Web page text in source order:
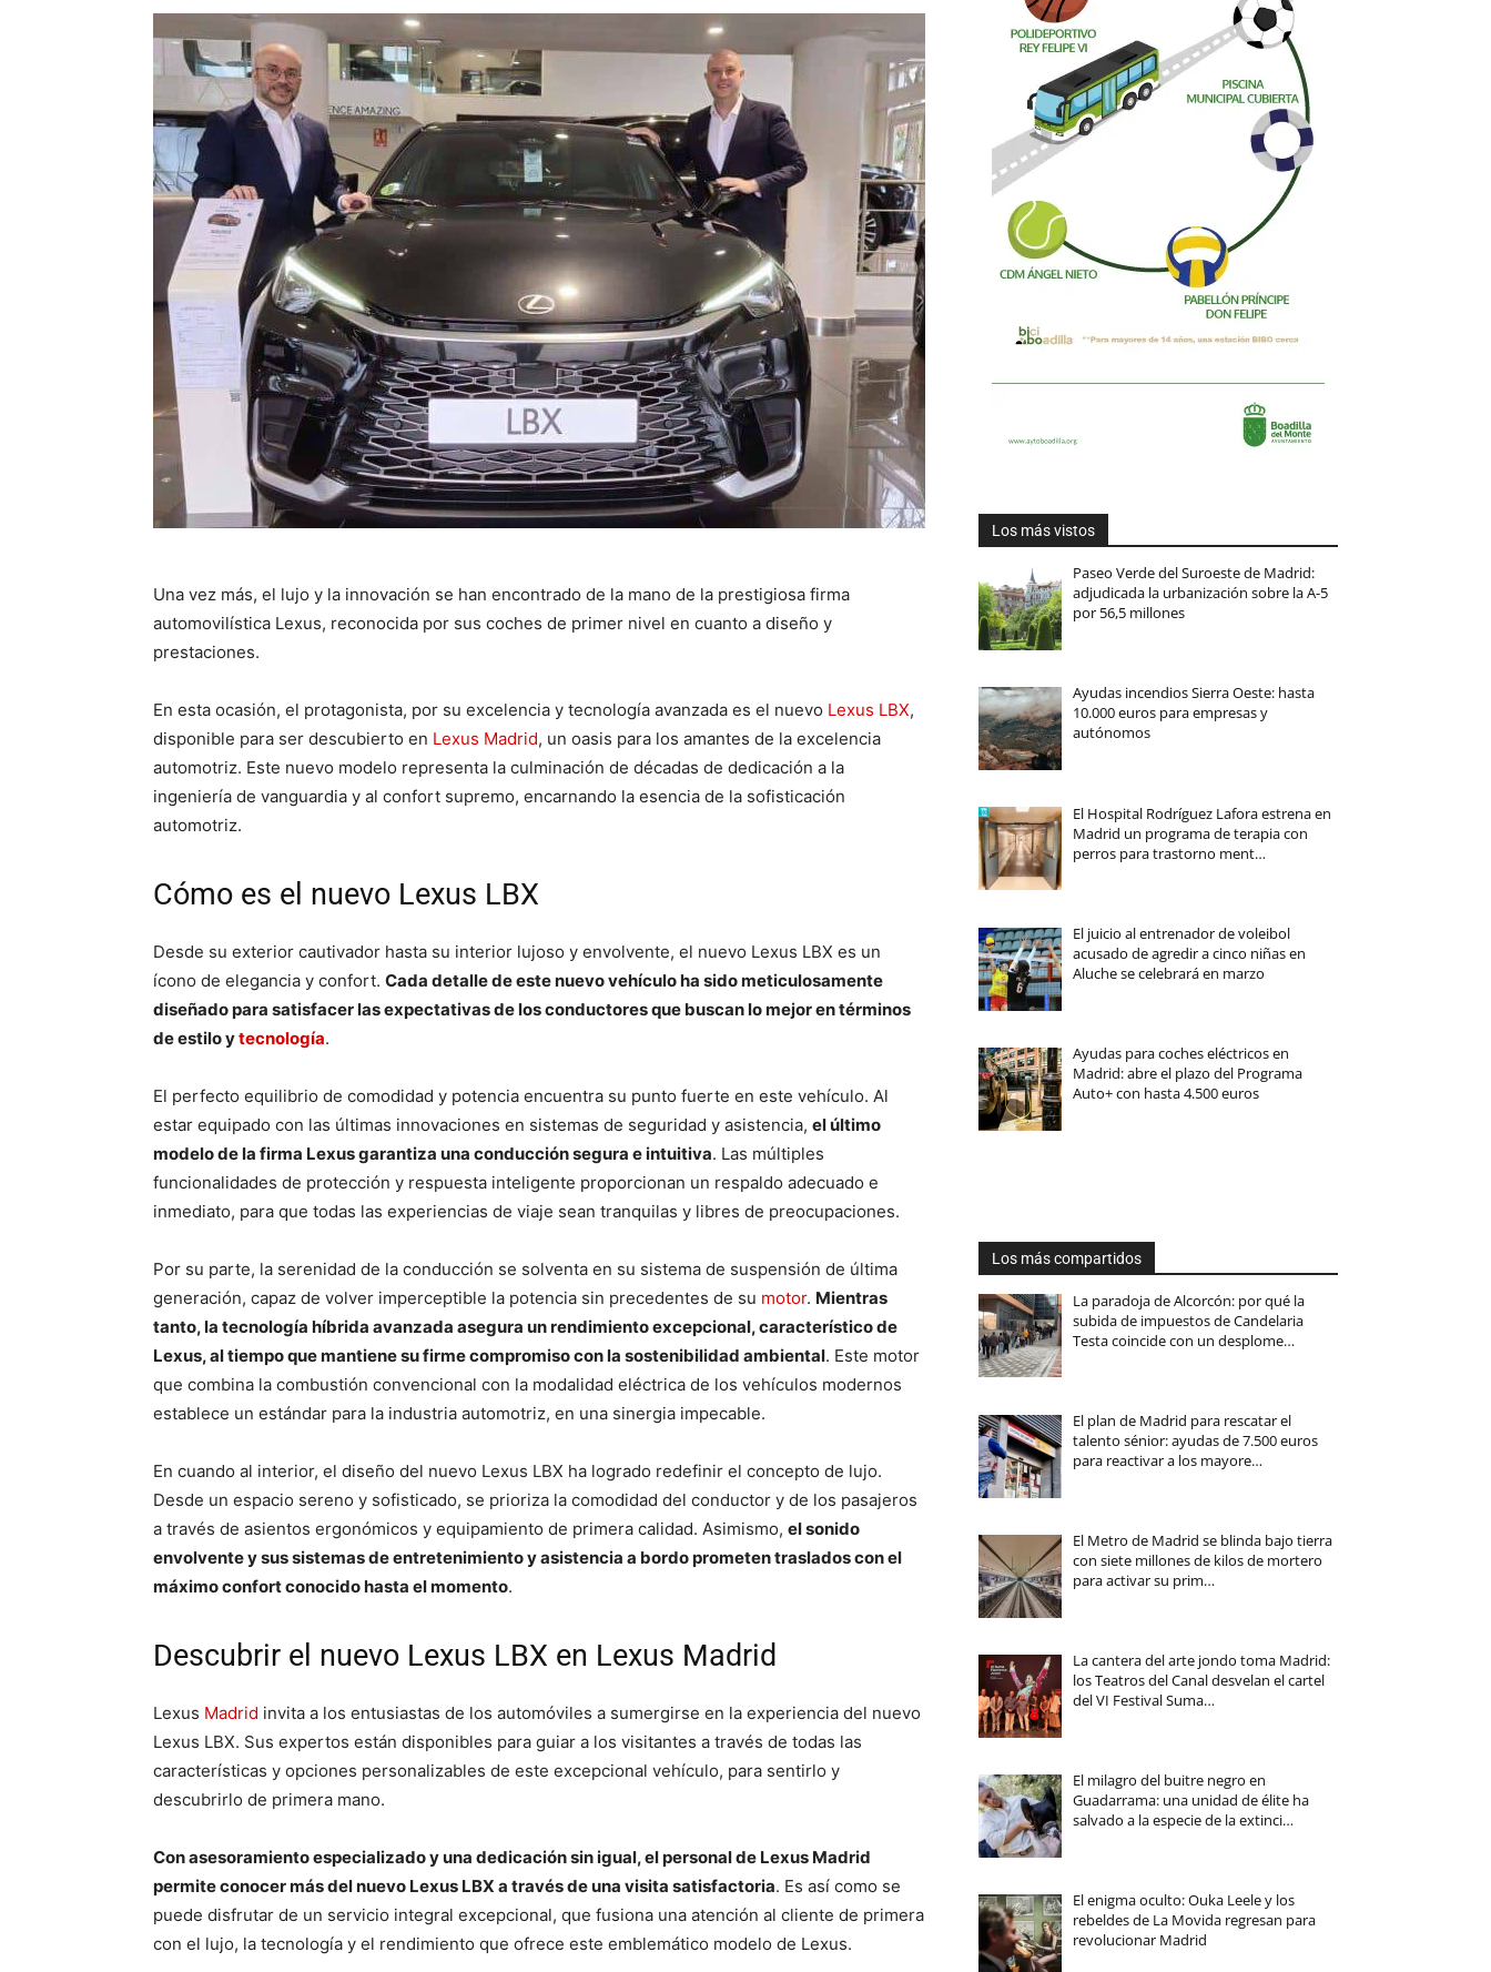
Una vez más, el lujo y la innovación se han encontrado de la mano de la prestigiosa firma
automovilística Lexus, reconocida por sus coches de primer nivel en cuanto a diseño y
prestaciones.
En esta ocasión, el protagonista, por su excelencia y tecnología avanzada es el nuevo Lexus LBX,
disponible para ser descubierto en Lexus Madrid, un oasis para los amantes de la excelencia
automotriz. Este nuevo modelo representa la culminación de décadas de dedicación a la
ingeniería de vanguardia y al confort supremo, encarnando la esencia de la sofisticación
automotriz.
Cómo es el nuevo Lexus LBX
Desde su exterior cautivador hasta su interior lujoso y envolvente, el nuevo Lexus LBX es un
ícono de elegancia y confort. Cada detalle de este nuevo vehículo ha sido meticulosamente
diseñado para satisfacer las expectativas de los conductores que buscan lo mejor en términos
de estilo ytecnología.
El perfecto equilibrio de comodidad y potencia encuentra su punto fuerte en este vehículo. Al
estar equipado con las últimas innovaciones en sistemas de seguridad y asistencia, el último
modelo de la firma Lexus garantiza una conducción segura e intuitiva. Las múltiples
funcionalidades de protección y respuesta inteligente proporcionan un respaldo adecuado e
inmediato, para que todas las experiencias de viaje sean tranquilas y libres de preocupaciones.
Por su parte, la serenidad de la conducción se solventa en su sistema de suspensión de última
generación, capaz de volver imperceptible la potencia sin precedentes de su motor. Mientras
tanto, la tecnología híbrida avanzada asegura un rendimiento excepcional, característico de
Lexus, al tiempo que mantiene su firme compromiso con la sostenibilidad ambiental. Este motor
que combina la combustión convencional con la modalidad eléctrica de los vehículos modernos
establece un estándar para la industria automotriz, en una sinergia impecable.
En cuando al interior, el diseño del nuevo Lexus LBX ha logrado redefinir el concepto de lujo.
Desde un espacio sereno y sofisticado, se prioriza la comodidad del conductor y de los pasajeros
a través de asientos ergonómicos y equipamiento de primera calidad. Asimismo, el sonido
envolvente y sus sistemas de entretenimiento y asistencia a bordo prometen traslados con el
máximo confort conocido hasta el momento.
Descubrir el nuevo Lexus LBX en Lexus Madrid
Lexus Madrid invita a los entusiastas de los automóviles a sumergirse en la experiencia del nuevo
Lexus LBX. Sus expertos están disponibles para guiar a los visitantes a través de todas las
características y opciones personalizables de este excepcional vehículo, para sentirlo y
descubrirlo de primera mano.
Con asesoramiento especializado y una dedicación sin igual, el personal de Lexus Madrid
permite conocer más del nuevo Lexus LBX a través de una visita satisfactoria. Es así como se
puede disfrutar de un servicio integral excepcional, que fusiona una atención al cliente de primera
con el lujo, la tecnología y el rendimiento que ofrece este emblemático modelo de Lexus.
Los más vistos
Paseo Verde del Suroeste de Madrid:
adjudicada la urbanización sobre la A-5
por 56,5 millones
Ayudas incendios Sierra Oeste: hasta
10.000 euros para empresas y
autónomos
El Hospital Rodríguez Lafora estrena en
Madrid un programa de terapia con
perros para trastorno ment…
El juicio al entrenador de voleibol
acusado de agredir a cinco niñas en
Aluche se celebrará en marzo
Ayudas para coches eléctricos en
Madrid: abre el plazo del Programa
Auto+ con hasta 4.500 euros
Los más compartidos
La paradoja de Alcorcón: por qué la
subida de impuestos de Candelaria
Testa coincide con un desplome…
El plan de Madrid para rescatar el
talento sénior: ayudas de 7.500 euros
para reactivar a los mayore…
El Metro de Madrid se blinda bajo tierra
con siete millones de kilos de mortero
para activar su prim…
La cantera del arte jondo toma Madrid:
los Teatros del Canal desvelan el cartel
del VI Festival Suma…
El milagro del buitre negro en
Guadarrama: una unidad de élite ha
salvado a la especie de la extinci…
El enigma oculto: Ouka Leele y los
rebeldes de La Movida regresan para
revolucionar Madrid